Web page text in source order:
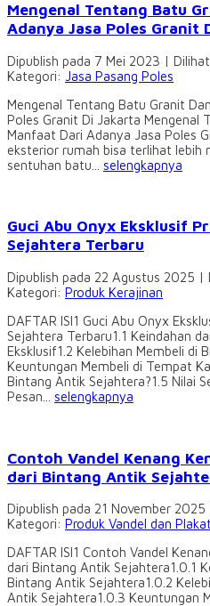
Mengenal Tentang Batu
Adanya Jasa Poles Granit
Dipublish pada 7 Mei 2023 |
Kategori: Jasa Pasang Poles
Mengenal Tentang Batu Granit
Poles Granit Di Jakarta Mengenal
Manfaat Dari Adanya Jasa Poles
eksterior rumah bisa terlihat lebih
sentuhan batu... selengkapnya
Guci Abu Onyx Eksklusif
Sejahtera Terbaru
Dipublish pada 22 Agustus 2025 |
Kategori: Produk Kerajinan
DAFTAR ISI1 Guci Abu Onyx
Sejahtera Terbaru1.1 Keindahan
Eksklusif1.2 Kelebihan Membeli di
Keuntungan Membeli di Tempat
Bintang Antik Sejahtera?1.5 Nilai
Pesan... selengkapnya
Contoh Vandel Kenang
dari Bintang Antik
Dipublish pada 21 November
Kategori: Produk Vandel dan Plakat
DAFTAR ISI1 Contoh Vandel
dari Bintang Antik Sejahtera1.0.1
Bintang Antik Sejahtera1.0.2
Antik Sejahtera1.0.3 Keuntungan